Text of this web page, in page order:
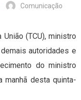
Comunicação
(TCU), ministro
autoridades e
do ministro
manhã desta quinta-